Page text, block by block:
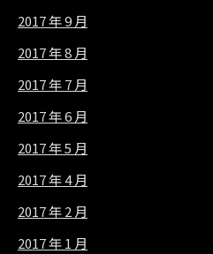
2017 年 9 月
2017 年 8 月
2017 年 7 月
2017 年 6 月
2017 年 5 月
2017 年 4 月
2017 年 2 月
2017 年 1 月